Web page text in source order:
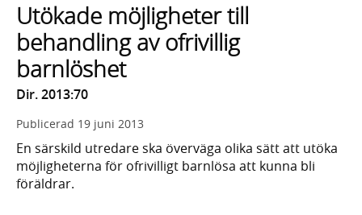
lista
med
sökförslag
Utökade möjligheter till
behandling av ofrivillig
barnlöshet
Dir. 2013:70
Publicerad 19 juni 2013
En särskild utredare ska överväga olika sätt att utöka
möjligheterna för ofrivilligt barnlösa att kunna bli
föräldrar.